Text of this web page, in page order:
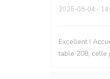
2026-08-04 -
Excellent !
table 208, celle